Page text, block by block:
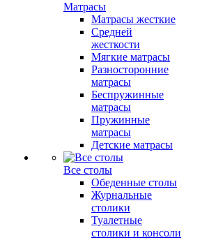
Матрасы
Матрасы жесткие
Средней
жесткости
Мягкие матрасы
Разносторонние
матрасы
Беспружинные
матрасы
Пружинные
матрасы
Детские матрасы
Все столы
Обеденные столы
Журнальные
столики
Туалетные
столики и консоли